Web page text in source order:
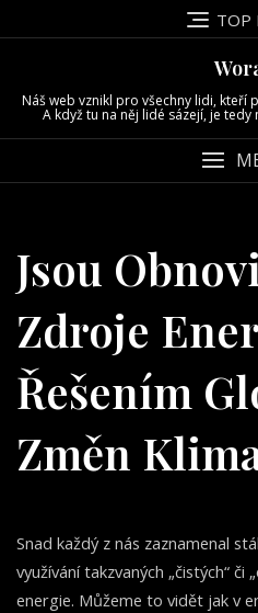
to
TOP
Náš web vznikl pro všechny lidi,
A když tu na něj lidé sázejí, je
Jsou
Zdroje
Řešením
Změn
Snad každý z nás zaznamenal
využívání takzvaných „čistých“ či
energie. Můžeme to vidět jak v